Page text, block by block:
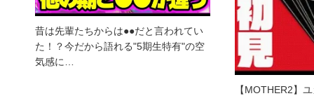
昔は先輩たちからは●●だと言われてい
た！？今だから語れる"5期生特有"の空
気感に…
【MOTHER2】